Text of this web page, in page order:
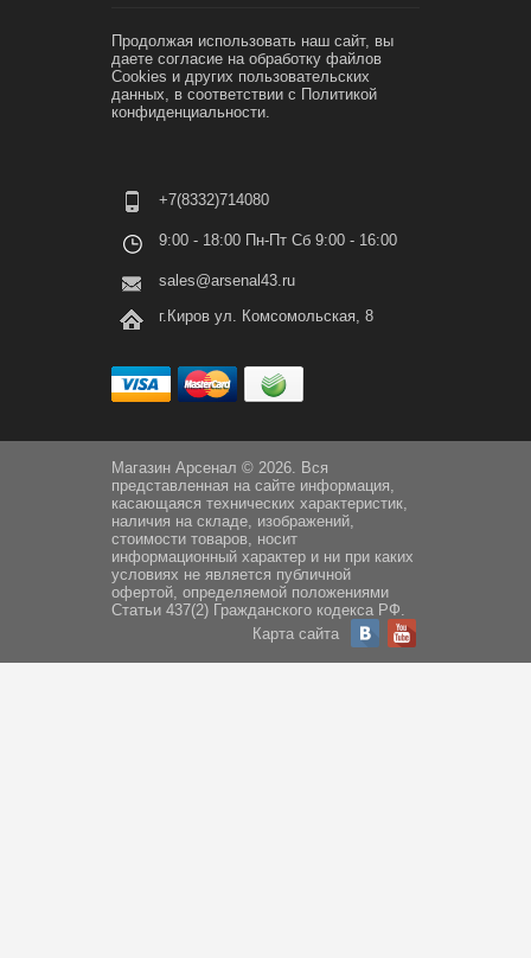
Продолжая использовать наш сайт, вы
даете согласие на обработку файлов
Cookies и других пользовательских
данных, в соответствии с Политикой
конфиденциальности.
+7(8332)714080
9:00 - 18:00 Пн-Пт Сб 9:00 - 16:00
sales@arsenal43.ru
г.Киров ул. Комсомольская, 8
Магазин Арсенал © 2026. Вся
представленная на сайте информация,
касающаяся технических характеристик,
наличия на складе, изображений,
стоимости товаров, носит
информационный характер и ни при каких
условиях не является публичной
офертой, определяемой положениями
Статьи 437(2) Гражданского кодекса РФ.
Карта сайта